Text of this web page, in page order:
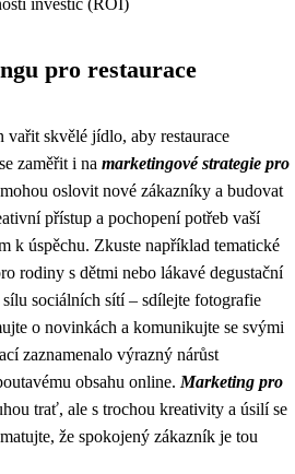
investic (ROI)
pro restaurace
vařit skvělé jídlo, aby restaurace
zaměřit i na marketingové strategie pro
oslovit nové zákazníky a budovat
přístup a pochopení potřeb vaší
k úspěchu. Zkuste například tematické
rodiny s dětmi nebo lákavé degustační
sociálních sítí – sdílejte fotografie
o novinkách a komunikujte se svými
zaznamenalo výrazný nárůst
obsahu online. Marketing pro
trať, ale s trochou kreativity a úsilí se
že spokojený zákazník je tou